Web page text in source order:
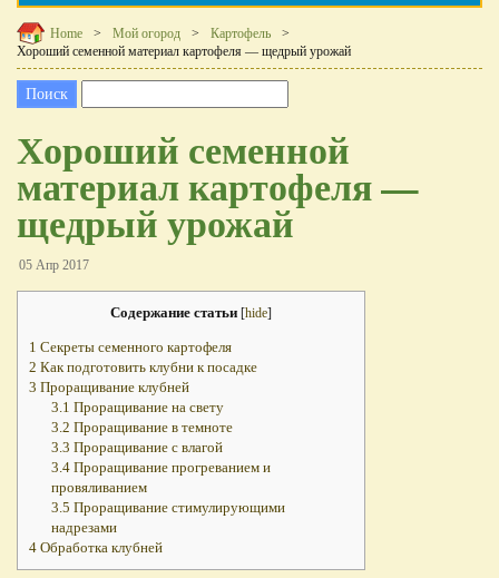
Home Мой огород
Картофель
Хороший семенной материал картофеля — щедрый урожай
Хороший семенной
материал картофеля —
щедрый урожай
05 Апр 2017
Содержание статьи [hide]
1 Секреты семенного картофеля
2 Как подготовить клубни к посадке
3 Проращивание клубней
3.1 Проращивание на свету
3.2 Проращивание в темноте
3.3 Проращивание с влагой
3.4Проращивание прогреванием и
провяливанием
3.5 Проращивание стимулирующими
надрезами
4 Обработка клубней